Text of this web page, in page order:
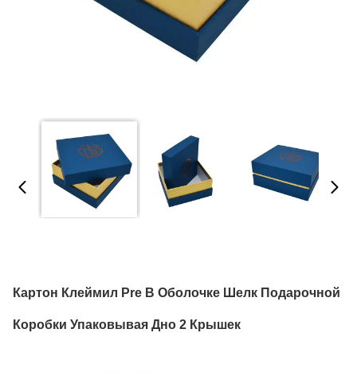
Картон Клеймил Pre В Оболочке Шелк Подарочной
Коробки Упаковывая Дно 2 Крышек